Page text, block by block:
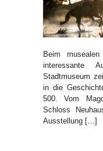
Beim
interessante
Stadtmuseum
in die
500. Vom
Schloss
Ausstellung […]